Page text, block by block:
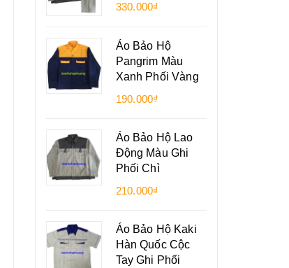
330.000₫
Áo Bảo Hộ
Pangrim Màu
Xanh Phối Vàng
190.000₫
Áo Bảo Hộ Lao
Động Màu Ghi
Phối Chì
210.000₫
Áo Bảo Hộ Kaki
Hàn Quốc Cộc
Tay Ghi Phối